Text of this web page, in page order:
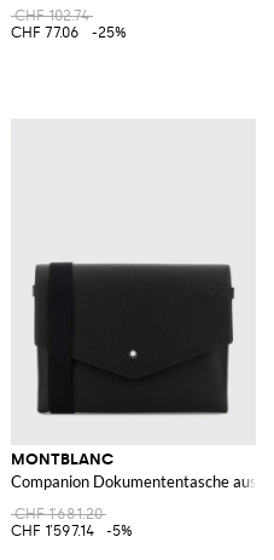
CHF 102.74
CHF 77.06
-25%
mit Karomuster und Logo
MONTBLANC
Companion Dokumententasche aus
CHF 1'681.20
CHF 1'597.14
-5%